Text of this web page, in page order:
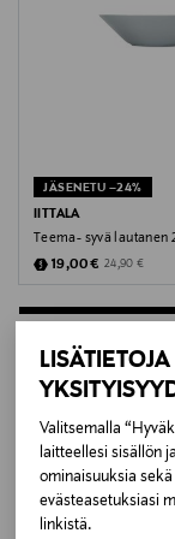
Valitsemalla
laitteellesi sisällön
ominaisuuksia
evästeasetuksiasi
linkistä.
Konepesun-,
Koko
ø 21 cm
Valmistusmaa
Romania
Fiskars Oyj
Valmistajan
JÄSENETU –24%
IITTALA
Teema- syvä lautanen
Discounted Price
19,00 € Original Price
24,90 €
LISÄÄ